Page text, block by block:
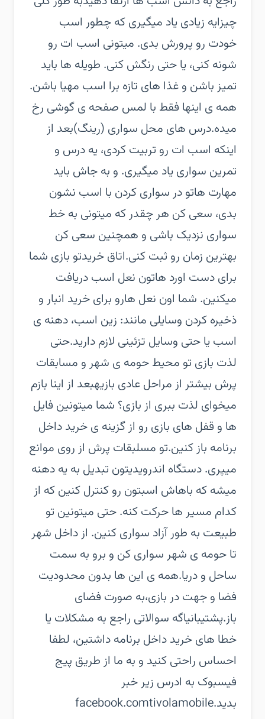
چیزایه زیادی یاد میگیری که چطور اسب
خودت رو پرورش بدی. میتونی اسب ات رو
شونه کنی، یا حتی رنگش کنی. طویله ها باید
تمیز باشن و غذا های تازه برا اسب مهیا باشن.
همه ی اینها فقط با لمس صفحه ی گوشی رخ
میده.‏درس های محل سواری (رینگ)‏بعد از
اینکه اسب ات رو تربیت کردی، یه درس و
تمرین سواری یاد میگیری. و به جاش باید
مهارت هاتو در سواری کردن با اسب نشون
بدی، سعی کن هر چقدر که میتونی به خط
سواری نزدیک باشی و همچنین سعی کن
بهترین زمان رو ثبت کنی.‏اتاق خرید‏تو بازی شما
برای دست اورد هاتون نعل اسب دریافت
میکنین. شما اون نعل هارو برای خرید انبار و
ذخیره کردن وسایلی مانند: زین اسب، دهنه ی
اسب یا حتی وسایل تزئینی لازم دارید.‏حتی
لذت بازی تو محیط حومه ی شهر و مسابقات
پرش بیشتر از مراحل عادی بازیه‏بعد از اینا بازم
میخوای لذت ببری از بازی؟ شما میتونین فایل
ها و قفل های بازی رو از گزینه ی خرید داخل
برنامه باز کنین.‏تو مسلبقات پرش از روی موانع
میپری. دستگاه اندرویدیتون تبدیل به یه دهنه
میشه که باهاش اسبتون رو کنترل کنین که از
کدام مسیر ها حرکت کنه. حتی میتونین تو
طبیعت به طور آزاد سواری کنین. از داخل شهر
تا حومه ی شهر سواری کن و برو به سمت
ساحل و دریا.‏همه ی این ها بدون محدودیت
فضا و جهت در بازی،به صورت فضای
باز.‏پشتیبانی‏اگه سوالاتی راجع به مشکلات یا
خطا های خرید داخل برنامه داشتین، لطفا
احساس راحتی کنید و به ما از طریق پیج
فیسبوک به ادرس زیر خبر
بدید.‏facebook.comtivolamobile